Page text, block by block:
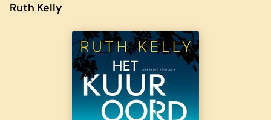
Ruth Kelly